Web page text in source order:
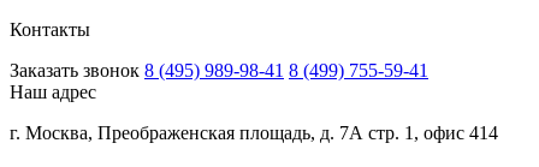
Контакты
Заказать звонок 8 (495) 989-98-41 8 (499) 755-59-41
Наш адрес
г. Москва, Преображенская площадь, д. 7А стр. 1, офис 414